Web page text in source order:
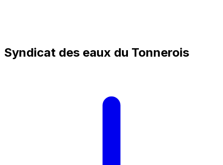
Syndicat des eaux du Tonnerois